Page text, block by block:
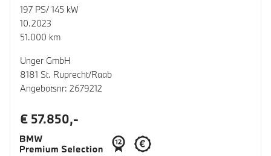
197 PS/ 145 kW
10.2023
51.000 km
Unger GmbH
8181 St. Ruprecht/Raab
Angebotsnr: 2679212
€ 57.850,-